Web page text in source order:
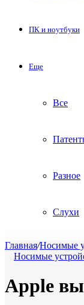
ПК и ноутбуки
Еще
Все
Разное
Слухи
Главная/Носимые
Носимые
Apple